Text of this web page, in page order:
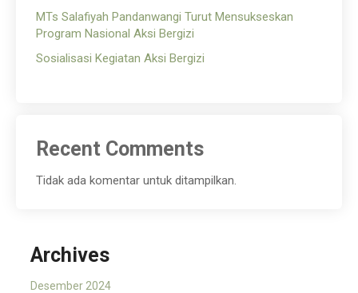
MTs Salafiyah Pandanwangi Turut Mensukseskan
Program Nasional Aksi Bergizi
Sosialisasi Kegiatan Aksi Bergizi
Recent Comments
Tidak ada komentar untuk ditampilkan.
Archives
Desember 2024